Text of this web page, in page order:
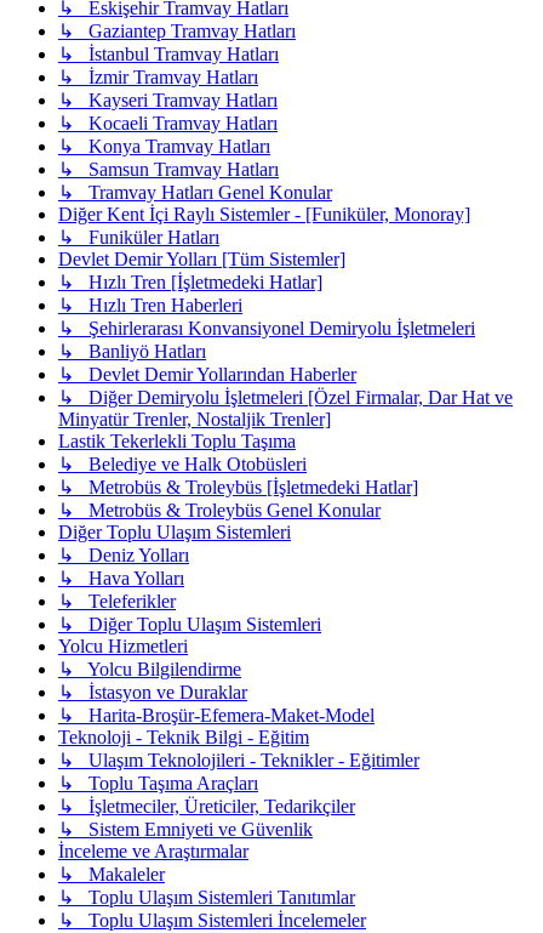
↳ Eskişehir Tramvay Hatları
↳ Gaziantep Tramvay Hatları
↳ İstanbul Tramvay Hatları
↳ İzmir Tramvay Hatları
↳ Kayseri Tramvay Hatları
↳ Kocaeli Tramvay Hatları
↳ Konya Tramvay Hatları
↳ Samsun Tramvay Hatları
↳ Tramvay Hatları Genel Konular
Diğer Kent İçi Raylı Sistemler - [Funiküler, Monoray]
↳ Funiküler Hatları
Devlet Demir Yolları [Tüm Sistemler]
↳ Hızlı Tren [İşletmedeki Hatlar]
↳ Hızlı Tren Haberleri
↳ Şehirlerarası Konvansiyonel Demiryolu İşletmeleri
↳ Banliyö Hatları
↳ Devlet Demir Yollarından Haberler
↳ Diğer Demiryolu İşletmeleri [Özel Firmalar, Dar Hat ve
Minyatür Trenler, Nostaljik Trenler]
Lastik Tekerlekli Toplu Taşıma
↳ Belediye ve Halk Otobüsleri
↳ Metrobüs & Troleybüs [İşletmedeki Hatlar]
↳ Metrobüs & Troleybüs Genel Konular
Diğer Toplu Ulaşım Sistemleri
↳ Deniz Yolları
↳ Hava Yolları
↳ Teleferikler
↳ Diğer Toplu Ulaşım Sistemleri
Yolcu Hizmetleri
↳ Yolcu Bilgilendirme
↳ İstasyon ve Duraklar
↳ Harita-Broşür-Efemera-Maket-Model
Teknoloji - Teknik Bilgi - Eğitim
↳ Ulaşım Teknolojileri - Teknikler - Eğitimler
↳ Toplu Taşıma Araçları
↳ İşletmeciler, Üreticiler, Tedarikçiler
↳ Sistem Emniyeti ve Güvenlik
İnceleme ve Araştırmalar
↳ Makaleler
↳ Toplu Ulaşım Sistemleri Tanıtımlar
↳ Toplu Ulaşım Sistemleri İncelemeler